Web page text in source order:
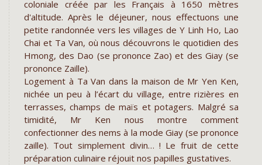
coloniale créée par les Français à 1650 mètres
d'altitude. Après le déjeuner, nous effectuons une
petite randonnée vers les villages de Y Linh Ho, Lao
Chai et Ta Van, où nous découvrons le quotidien des
Hmong, des Dao (se prononce Zao) et des Giay (se
prononce Zaille).
Logement à Ta Van dans la maison de Mr Yen Ken,
nichée un peu à l’écart du village, entre rizières en
terrasses, champs de maïs et potagers. Malgré sa
timidité, Mr Ken nous montre comment
confectionner des nems à la mode Giay (se prononce
zaille). Tout simplement divin… ! Le fruit de cette
préparation culinaire réjouit nos papilles gustatives.